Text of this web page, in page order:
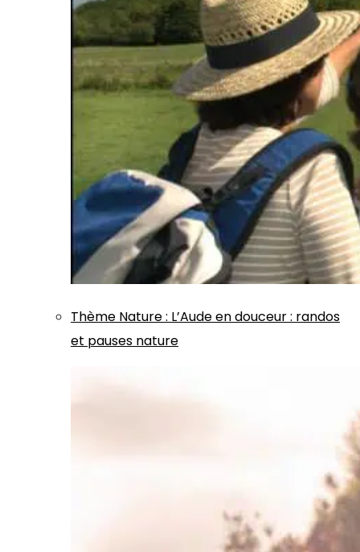
Thème Nature: L’Aude en douceur : randos
et pauses nature